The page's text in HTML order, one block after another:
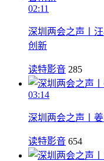
02:11
深圳两会之声丨
创新
读特影音 285
03:14
深圳两会之声丨
读特影音 654